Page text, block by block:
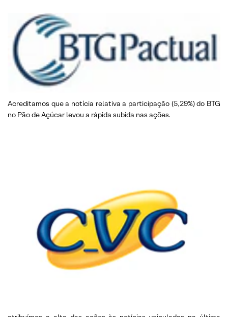
Acreditamos que a notícia relativa a participação (5,29%) do BTG
no Pão de Açúcar levou a rápida subida nas ações.